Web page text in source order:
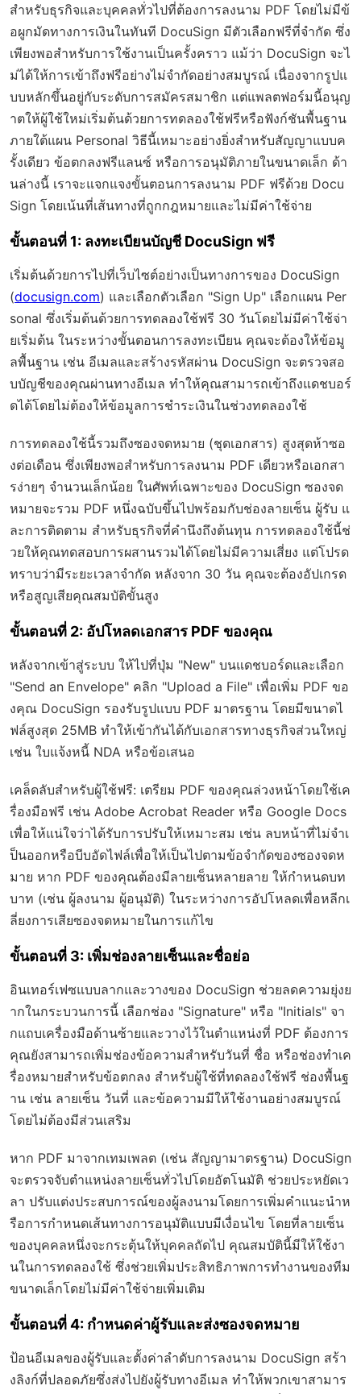
สำหรับธุรกิจและบุคคลทั่วไปที่ต้องการลงนาม PDF โดยไม่มีข้
อผูกมัดทางการเงินในทันที DocuSign มีตัวเลือกฟรีที่จำกัด ซึ่ง
เพียงพอสำหรับการใช้งานเป็นครั้งคราว แม้ว่า DocuSign จะไ
ม่ได้ให้การเข้าถึงฟรีอย่างไม่จำกัดอย่างสมบูรณ์ เนื่องจากรูปแ
บบหลักขึ้นอยู่กับระดับการสมัครสมาชิก แต่แพลตฟอร์มนี้อนุญ
าตให้ผู้ใช้ใหม่เริ่มต้นด้วยการทดลองใช้ฟรีหรือฟังก์ชันพื้นฐาน
ภายใต้แผน Personal วิธีนี้เหมาะอย่างยิ่งสำหรับสัญญาแบบค
รั้งเดียว ข้อตกลงฟรีแลนซ์ หรือการอนุมัติภายในขนาดเล็ก ด้า
นล่างนี้ เราจะแจกแจงขั้นตอนการลงนาม PDF ฟรีด้วย Docu
Sign โดยเน้นที่เส้นทางที่ถูกกฎหมายและไม่มีค่าใช้จ่าย
ขั้นตอนที่ 1: ลงทะเบียนบัญชี DocuSign ฟรี
เริ่มต้นด้วยการไปที่เว็บไซต์อย่างเป็นทางการของ DocuSign
(docusign.com) และเลือกตัวเลือก "Sign Up" เลือกแผน Per
sonal ซึ่งเริ่มต้นด้วยการทดลองใช้ฟรี 30 วันโดยไม่มีค่าใช้จ่า
ยเริ่มต้น ในระหว่างขั้นตอนการลงทะเบียน คุณจะต้องให้ข้อมู
ลพื้นฐาน เช่น อีเมลและสร้างรหัสผ่าน DocuSign จะตรวจสอ
บบัญชีของคุณผ่านทางอีเมล ทำให้คุณสามารถเข้าถึงแดชบอร์
ดได้โดยไม่ต้องให้ข้อมูลการชำระเงินในช่วงทดลองใช้
การทดลองใช้นี้รวมถึงซองจดหมาย (ชุดเอกสาร) สูงสุดห้าซอ
งต่อเดือน ซึ่งเพียงพอสำหรับการลงนาม PDF เดียวหรือเอกสา
รง่ายๆ จำนวนเล็กน้อย ในศัพท์เฉพาะของ DocuSign ซองจด
หมายจะรวม PDF หนึ่งฉบับขึ้นไปพร้อมกับช่องลายเซ็น ผู้รับ แ
ละการติดตาม สำหรับธุรกิจที่คำนึงถึงต้นทุน การทดลองใช้นี้ช่
วยให้คุณทดสอบการผสานรวมได้โดยไม่มีความเสี่ยง แต่โปรด
ทราบว่ามีระยะเวลาจำกัด หลังจาก 30 วัน คุณจะต้องอัปเกรด
หรือสูญเสียคุณสมบัติขั้นสูง
ขั้นตอนที่ 2: อัปโหลดเอกสาร PDF ของคุณ
หลังจากเข้าสู่ระบบ ให้ไปที่ปุ่ม "New" บนแดชบอร์ดและเลือก
"Send an Envelope" คลิก "Upload a File" เพื่อเพิ่ม PDF ขอ
งคุณ DocuSign รองรับรูปแบบ PDF มาตรฐาน โดยมีขนาดไ
ฟล์สูงสุด 25MB ทำให้เข้ากันได้กับเอกสารทางธุรกิจส่วนใหญ่
เช่น ใบแจ้งหนี้ NDA หรือข้อเสนอ
เคล็ดลับสำหรับผู้ใช้ฟรี: เตรียม PDF ของคุณล่วงหน้าโดยใช้เค
รื่องมือฟรี เช่น Adobe Acrobat Reader หรือ Google Docs
เพื่อให้แน่ใจว่าได้รับการปรับให้เหมาะสม เช่น ลบหน้าที่ไม่จำเ
ป็นออกหรือบีบอัดไฟล์เพื่อให้เป็นไปตามข้อจำกัดของซองจดห
มาย หาก PDF ของคุณต้องมีลายเซ็นหลายลาย ให้กำหนดบท
บาท (เช่น ผู้ลงนาม ผู้อนุมัติ) ในระหว่างการอัปโหลดเพื่อหลีกเ
ลี่ยงการเสียซองจดหมายในการแก้ไข
ขั้นตอนที่ 3: เพิ่มช่องลายเซ็นและชื่อย่อ
อินเทอร์เฟซแบบลากและวางของ DocuSign ช่วยลดความยุ่งย
ากในกระบวนการนี้ เลือกช่อง "Signature" หรือ "Initials" จา
กแถบเครื่องมือด้านซ้ายและวางไว้ในตำแหน่งที่ PDF ต้องการ
คุณยังสามารถเพิ่มช่องข้อความสำหรับวันที่ ชื่อ หรือช่องทำเค
รื่องหมายสำหรับข้อตกลง สำหรับผู้ใช้ที่ทดลองใช้ฟรี ช่องพื้นฐ
าน เช่น ลายเซ็น วันที่ และข้อความมีให้ใช้งานอย่างสมบูรณ์
โดยไม่ต้องมีส่วนเสริม
หาก PDF มาจากเทมเพลต (เช่น สัญญามาตรฐาน) DocuSign
จะตรวจจับตำแหน่งลายเซ็นทั่วไปโดยอัตโนมัติ ช่วยประหยัดเว
ลา ปรับแต่งประสบการณ์ของผู้ลงนามโดยการเพิ่มคำแนะนำห
รือการกำหนดเส้นทางการอนุมัติแบบมีเงื่อนไข โดยที่ลายเซ็น
ของบุคคลหนึ่งจะกระตุ้นให้บุคคลถัดไป คุณสมบัตินี้มีให้ใช้งา
นในการทดลองใช้ ซึ่งช่วยเพิ่มประสิทธิภาพการทำงานของทีม
ขนาดเล็กโดยไม่มีค่าใช้จ่ายเพิ่มเติม
ขั้นตอนที่ 4: กำหนดค่าผู้รับและส่งซองจดหมาย
ป้อนอีเมลของผู้รับและตั้งค่าลำดับการลงนาม DocuSign สร้า
งลิงก์ที่ปลอดภัยซึ่งส่งไปยังผู้รับทางอีเมล ทำให้พวกเขาสามาร